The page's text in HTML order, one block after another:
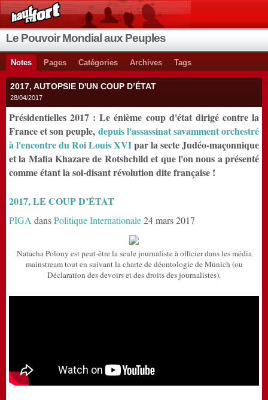
Le Pouvoir Mondial aux Peuples
Notes Pages Catégories Archives Tags
2017, AUTOPSIE D'UN COUP D’ÉTAT
28/04/2017
Présidentielles 2017 : Le énième coup d'état dirigé contre la
France et son peuple, depuis l'assassinat savamment orchestré
à l'encontre du Roi Louis XVIpar la secte Judéo-maçonnique
et la Mafia Khazare de Rotshchild et que l'on nous a présenté
comme étant la soi-disant révolution dite française !
2017, LE COUP D’ÉTAT
PIGA dansPolitique Internationale24 mars 2017
Natacha Polony est peut-être la seule journaliste à officier dans les média
mainstream tout en suivant la charte de déontologie de Munich (ou
Déclaration des devoirs et des droits des journalistes).